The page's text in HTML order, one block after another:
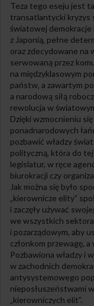
Teza tego eseju jest
transatlantycki kryzys
światowej
z Japonią, pełne
oraz zdecydowane na
serwowaną przez
na międzyklasowym
państw, a zawartym
a narodową siłą
rewolucja w
Dzięki wzmocnieniu
ponadnarodowych
pozbawić władzy
polityczną, która do
legislatur, w ręce
biurokracji czy
Jak można się było
„kierownicze elity”
i zaczęły używać
we wszystkich
i pozarządowym, aby
członkom przewagę,
Pozbawiona władzy i
w zachodnich
antysystemowego
nieposłuszeństwami
„kierowniczych elit”.